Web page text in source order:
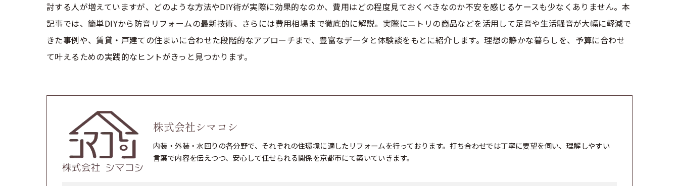
討する人が増えていますが、どのような方法やDIY術が実際に効果的なのか、費用はどの程度見ておくべきなのか不安を感じるケースも少なくありません。本
記事では、簡単DIYから防音リフォームの最新技術、さらには費用相場まで徹底的に解説。実際にニトリの商品などを活用して足音や生活騒音が大幅に軽減で
きた事例や、賃貸・戸建ての住まいに合わせた段階的なアプローチまで、豊富なデータと体験談をもとに紹介します。理想の静かな暮らしを、予算に合わせ
て叶えるための実践的なヒントがきっと見つかります。
株式会社シマコシ
内装・外装・水回りの各分野で、それぞれの住環境に適したリフォームを行っております。打ち合わせでは丁寧に要望を伺い、理解しやすい
言葉で内容を伝えつつ、安心して任せられる関係を京都市にて築いていきます。